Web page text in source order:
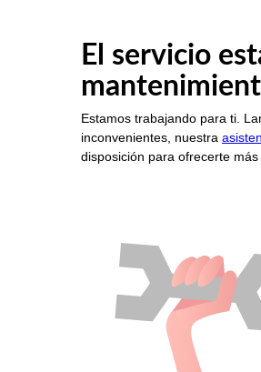
El servicio
Estamos trabajando para ti.
inconvenientes, nuestra
disposición para ofrecerte